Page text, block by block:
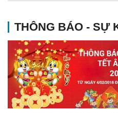
THÔNG BÁO - SỰ